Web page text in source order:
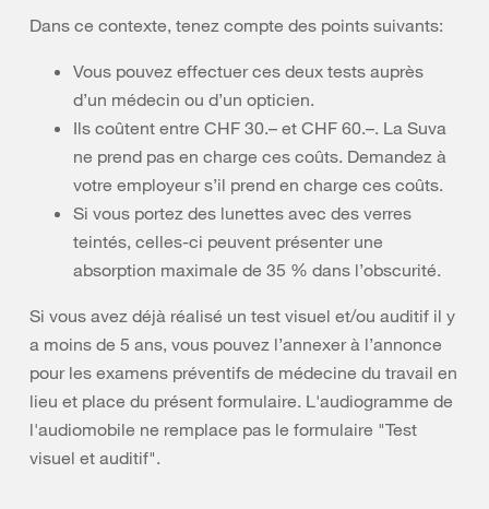
Dans ce contexte, tenez compte des points suivants:
Vous pouvez effectuer ces deux tests auprès
d’un médecin ou d’un opticien.
Ils coûtent entre CHF 30.– et CHF 60.–. La Suva
ne prend pas en charge ces coûts. Demandez à
votre employeur s’il prend en charge ces coûts.
Si vous portez des lunettes avec des verres
teintés, celles-ci peuvent présenter une
absorption maximale de 35 % dans l’obscurité.
Si vous avez déjà réalisé un test visuel et/ou auditif il y
a moins de 5 ans, vous pouvez l’annexer à l’annonce
pour les examens préventifs de médecine du travail en
lieu et place du présent formulaire. L'audiogramme de
l'audiomobile ne remplace pas le formulaire "Test
visuel et auditif".